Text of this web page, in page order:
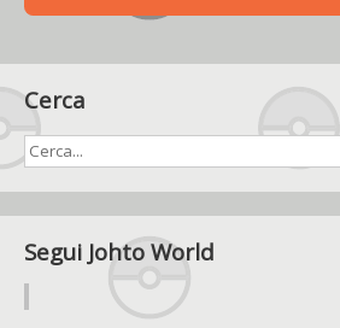
Cerca
Segui Johto World